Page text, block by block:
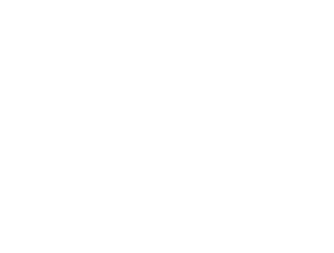
Helsingør er centrum for Nordsjællands største
mange tager til Helsingør for at shoppe og opleve
i Skåne. Helsingør er verdenskendt pga.
den svenske side af Øresund; Helsingør med ca. 500